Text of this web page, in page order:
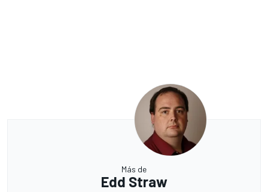
Más de
Edd Straw